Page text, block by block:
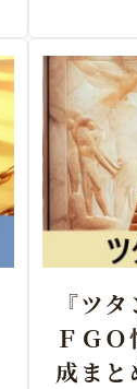
『ツ
ＦＧ
成まと